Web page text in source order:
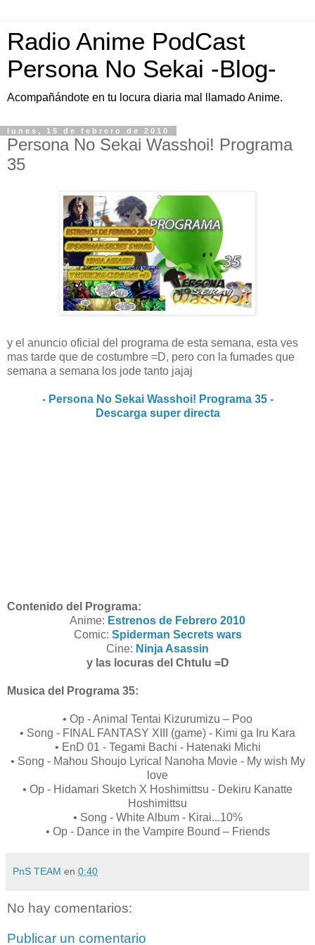
Radio Anime PodCast
Persona No Sekai -Blog-
Acompañándote en tu locura diaria mal llamado Anime.
lunes, 15 de febrero de 2010
Persona No Sekai Wasshoi! Programa
35
y el anuncio oficial del programa de esta semana, esta ves
mas tarde que de costumbre =D, pero con la fumades que
semana a semana los jode tanto jajaj
- Persona No Sekai Wasshoi! Programa 35 -
Descarga super directa
Contenido del Programa:
Anime: Estrenos de Febrero 2010
Comic: Spiderman Secrets wars
Cine: Ninja Asassin
y las locuras del Chtulu =D
Musica del Programa 35:
• Op - Animal Tentai Kizurumizu – Poo
• Song - FINAL FANTASY XIII (game) - Kimi ga Iru Kara
• EnD 01 - Tegami Bachi - Hatenaki Michi
• Song - Mahou Shoujo Lyrical Nanoha Movie - My wish My
love
• Op - Hidamari Sketch X Hoshimittsu - Dekiru Kanatte
Hoshimittsu
• Song - White Album - Kirai...10%
• Op - Dance in the Vampire Bound – Friends
PnS TEAM en 0:40
No hay comentarios:
Publicar un comentario